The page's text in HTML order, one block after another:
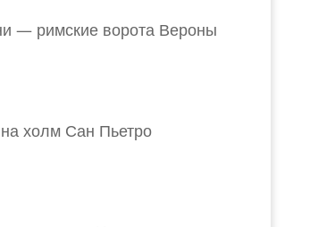
— римские ворота Вероны
холм Сан Пьетро